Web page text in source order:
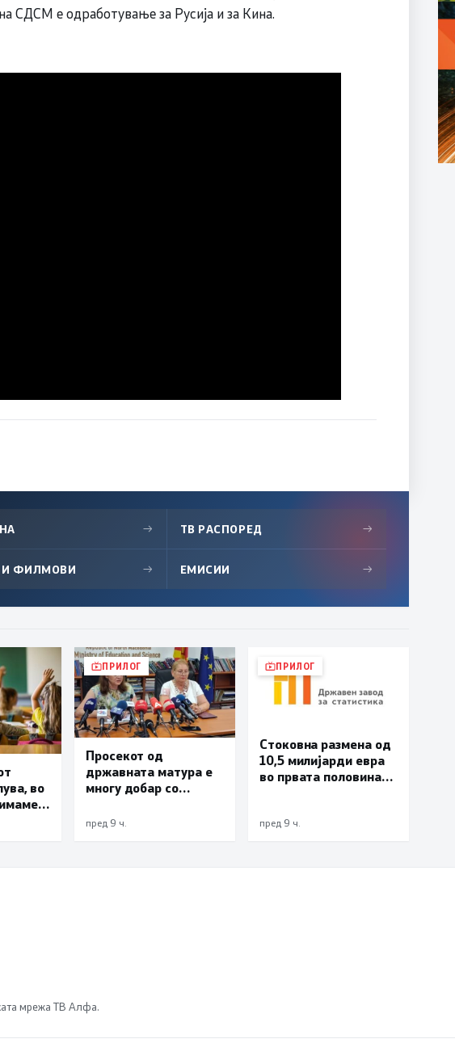
СДСМ е одработување за Русија и за Кина.
→ ТВ РАСПОРЕД →
И ФИЛМОВИ → ЕМИСИИ →
во
ПРИЛОГ
Просекот од
државната матура е
многу добар со
пред 9 ч.
ПРИЛОГ
Стоковна размена од
10,5 милијарди евра
во првата половина
зголемува извозот
пред 9 ч.
мрежа ТВ Алфа.